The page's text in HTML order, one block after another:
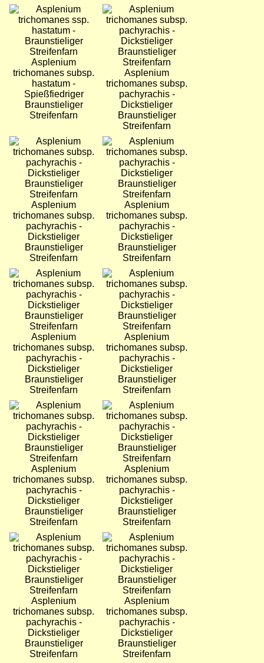
Bild
Asplenium
trichomanes subsp.
hastatum -
Spießfiedriger
Braunstieliger
Streifenfarn
Bild
Asplenium
trichomanes subsp.
pachyrachis -
Dickstieliger
Braunstieliger
Streifenfarn
Bild
Asplenium
trichomanes subsp.
pachyrachis -
Dickstieliger
Braunstieliger
Streifenfarn
Bild
Asplenium
trichomanes subsp.
pachyrachis -
Dickstieliger
Braunstieliger
Streifenfarn
Bild
Asplenium
trichomanes subsp.
pachyrachis -
Dickstieliger
Braunstieliger
Streifenfarn
Bild
Asplenium
trichomanes subsp.
pachyrachis -
Dickstieliger
Braunstieliger
Streifenfarn
Bild
Asplenium
trichomanes subsp.
pachyrachis -
Dickstieliger
Braunstieliger
Streifenfarn
Bild
Asplenium
trichomanes subsp.
pachyrachis -
Dickstieliger
Braunstieliger
Streifenfarn
Bild
Asplenium
trichomanes subsp.
pachyrachis -
Dickstieliger
Braunstieliger
Streifenfarn
Bild
Asplenium
trichomanes subsp.
pachyrachis -
Dickstieliger
Braunstieliger
Streifenfarn